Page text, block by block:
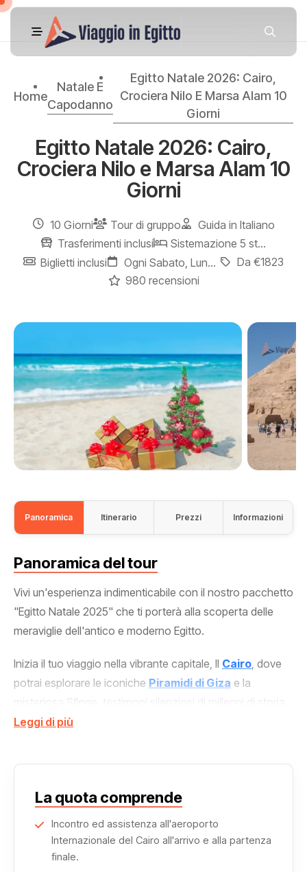
Home
Natale E
Capodanno
Egitto Natale 2026: Cairo,
Crociera Nilo E Marsa Alam 10
Giorni
Egitto Natale 2026: Cairo,
Crociera Nilo e Marsa Alam 10
Giorni
10 Giorni Tour di gruppo
Guida in Italiano
Trasferimenti inclusi
Sistemazione 5 stelle
Biglietti inclusi
Ogni Sabato, Lunedì e Mercoledì
Da €1823
980 recensioni
Panoramica Itinerario Prezzi Informazioni
Panoramica del tour
Vivi un'esperienza indimenticabile con il nostro pacchetto
"Egitto Natale 2025" che ti porterà alla scoperta delle
meraviglie dell'antico e moderno Egitto.
Inizia il tuo viaggio nella vibrante capitale, Il Cairo, dove
potrai esplorare le iconiche Piramidi di Giza e la
misteriosa Sfinge, testimoni silenziosi di millenni di storia.
paesaggi mozzafiato e visitando templi millenari come
Karnak e Luxor.
Scopri i segreti dellaValle dei Ree lasciati incantare dal
tempio di Edfu, dedicato al dio Horus. Ogni giorno sarà
Leggi di più
La quota comprende
Incontro ed assistenza all'aeroporto
Internazionale del Cairo all'arrivo e alla partenza
finale.